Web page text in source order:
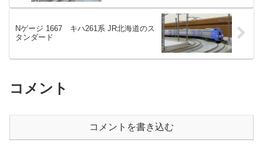
Nゲージ 1667 キハ261系 JR北海道のス
タンダード
コメント
コメントを書き込む